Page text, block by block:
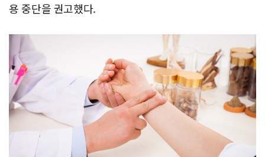
용 중단을 권고했다.